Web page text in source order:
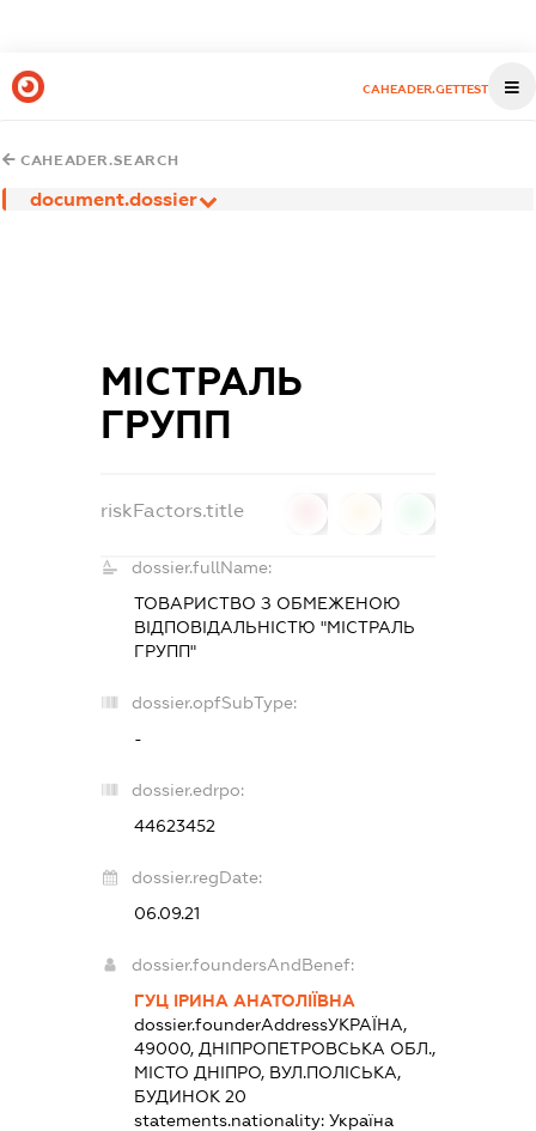
CAHEADER.GETTEST
CAHEADER.SEARCH
document.dossier
МІСТРАЛЬ
ГРУПП
riskFactors.title
dossier.fullName:
ТОВАРИСТВО З ОБМЕЖЕНОЮ
ВІДПОВІДАЛЬНІСТЮ "МІСТРАЛЬ
ГРУПП"
dossier.opfSubType:
-
dossier.edrpo:
44623452
dossier.regDate:
06.09.21
dossier.foundersAndBenef:
ГУЦ ІРИНА АНАТОЛІЇВНА
dossier.founderAddressУКРАЇНА,
49000, ДНІПРОПЕТРОВСЬКА ОБЛ.,
МІСТО ДНІПРО, ВУЛ.ПОЛІСЬКА,
БУДИНОК 20
statements.nationality: Україна